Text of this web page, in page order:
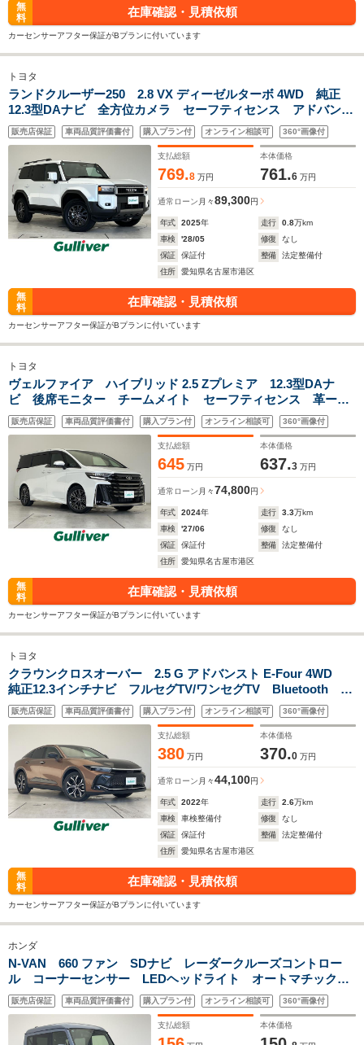
無
料
在庫確認・見積依頼
カーセンサーアフター保証がBプランに付いています
トヨタ
ランドクルーザー250 2.8 VX ディーゼルターボ 4WD 純正
12.3型DAナビ 全方位カメラ セーフティセンス アドバンス
トドライブ シートヒーター ステアリングヒーター Pーシ
ート パワーバックドア LED JBL レーダークルーズ ワ
イヤレス充電 禁煙
販売店保証 車両品質評価書付 購入プラン付 オンライン相談可 360°画像付
支払総額
769.8 万円
本体価格
761.6 万円
通常ローン 月々89,300円
年式 2025年 走行 0.8万km
車検
'28/05 修復
なし
保証
保証付 整備
法定整備付
住所
愛知県名古屋市港区
無
料
在庫確認・見積依頼
カーセンサーアフター保証がBプランに付いています
トヨタ
ヴェルファイア ハイブリッド 2.5 Zプレミア 12.3型DAナ
ビ 後席モニター チームメイト セーフティセンス 革ーシ
ート シートヒーター ステアリングヒーター Pシート サ
ンルーフ BSM 両側電動 パワーバックドア HUD ワイヤ
レス充電
販売店保証 車両品質評価書付 購入プラン付 オンライン相談可 360°画像付
支払総額
645 万円
本体価格
637.3 万円
通常ローン 月々74,800円
年式 2024年 走行 3.3万km
車検
'27/06 修復
なし
保証
保証付 整備
法定整備付
住所
愛知県名古屋市港区
無
料
在庫確認・見積依頼
カーセンサーアフター保証がBプランに付いています
トヨタ
クラウンクロスオーバー 2.5 G アドバンスト E-Four 4WD
純正12.3インチナビ フルセグTV/ワンセグTV Bluetooth
Apple Car Play/Android Auto パノラミックビューモニ
ター バックカメラ/サイドカメラ セーフティセンス BSM パ
ワーバックドア HUD インナーミラー
販売店保証 車両品質評価書付 購入プラン付 オンライン相談可 360°画像付
支払総額
380 万円
本体価格
370.0 万円
通常ローン 月々44,100円
年式 2022年 走行 2.6万km
車検
車検整備付 修復
なし
保証
保証付 整備
法定整備付
住所
愛知県名古屋市港区
無
料
在庫確認・見積依頼
カーセンサーアフター保証がBプランに付いています
ホンダ
N-VAN 660 ファン SDナビ レーダークルーズコントロー
ル コーナーセンサー LEDヘッドライト オートマチックハ
イビーム ETC 衝突軽減システム フルセグ Bluetooth
CD アイドリングストップ スマートキー
販売店保証 車両品質評価書付 購入プラン付 オンライン相談可 360°画像付
支払総額 本体価格